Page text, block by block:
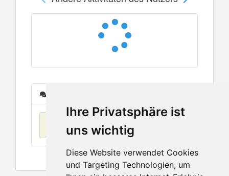
Ihre Privatsphäre ist
uns wichtig
Diese Website verwendet Cookies
und Targeting Technologien, um
Keine Einträge